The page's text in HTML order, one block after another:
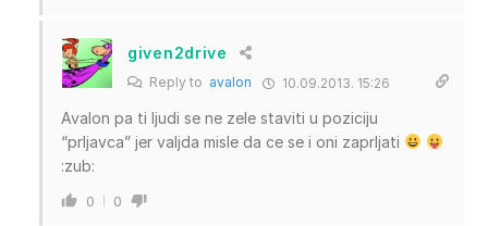
given2drive
Reply to avalon 10.09.2013. 15:26
Avalon pa ti ljudi se ne zele staviti u poziciju
“prljavca” jer valjda misle da ce se i oni zaprljati
:zub:
0 0